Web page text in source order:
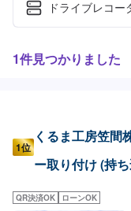
ドライブレコ
1件見つかりました
1位
くるま工房笠間
ー取り付け (持
QR決済OK ローンOK